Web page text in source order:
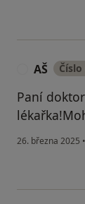
AŠ
Paní
26. března 2025 •